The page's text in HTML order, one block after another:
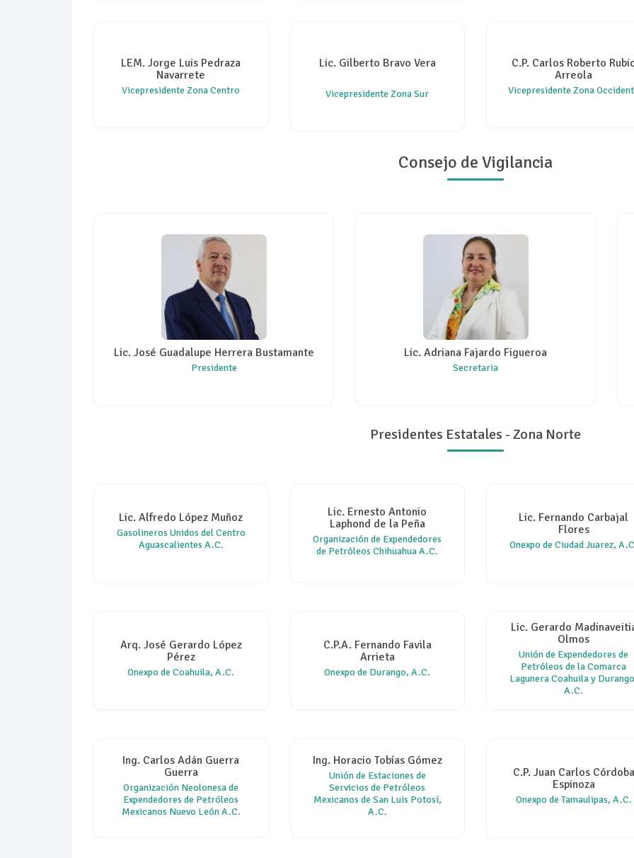
LEM. Jorge Luis Pedraza
Navarrete
Vicepresidente Zona Centro
Lic. Gilberto Bravo Vera
Vicepresidente Zona Sur
C.P. Carlos Roberto
Arreola
Vicepresidente Zona
Consejo de Vigilancia
Lic. José Guadalupe Herrera Bustamante
Presidente
Lic. Adriana Fajardo Figueroa
Secretaria
Presidentes Estatales - Zona Norte
Lic. Alfredo López Muñoz
Gasolineros Unidos del Centro
Aguascalientes A.C.
Lic. Ernesto Antonio
Laphond de la Peña
Organización de Expendedores
de Petróleos Chihuahua A.C.
Lic. Fernando Carbajal
Flores
Onexpo de Ciudad Juarez,
Arq. José Gerardo López
Pérez
Onexpo de Coahuila, A.C.
C.P.A. Fernando Favila
Arrieta
Onexpo de Durango, A.C.
Lic. Gerardo
Olmos
Unión de Expendedores de
Petróleos de la Comarca
Lagunera Coahuila y
A.C.
Ing. Carlos Adán Guerra
Guerra
Organización Neolonesa de
Expendedores de Petróleos
Mexicanos Nuevo León A.C.
Ing. Horacio Tobías Gómez
Unión de Estaciones de
Servicios de Petróleos
Mexicanos de San Luis Potosí,
A.C.
C.P. Juan Carlos Córdoba
Espinoza
Onexpo de Tamaulipas, A.C.